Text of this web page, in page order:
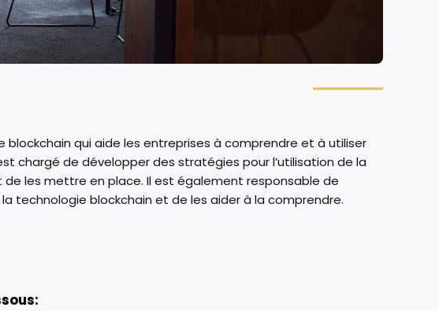
qui aide les entreprises à comprendre et à utiliser
chargé de développer des stratégies pour l’utilisation de la
les mettre en place. Il est également responsable de
technologie blockchain et de les aider à la comprendre.